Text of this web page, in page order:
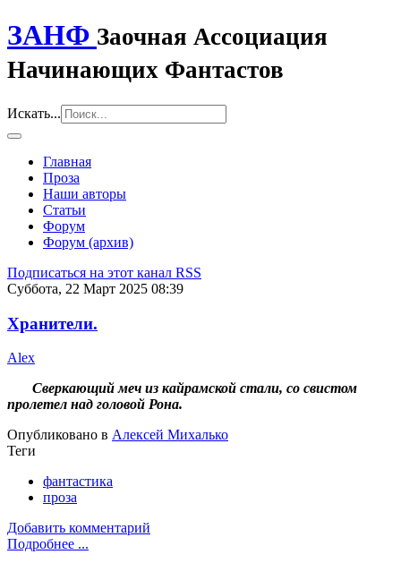
ЗАНФ Заочная Ассоциация
Начинающих Фантастов
Искать...
Главная
Проза
Наши авторы
Статьи
Форум
Форум (архив)
Подписаться на этот канал RSS
Суббота, 22 Март 2025 08:39
Хранители.
Alex
Сверкающий меч из кайрамской стали, со свистом
пролетел над головой Рона.
Опубликовано в Алексей Михалько
Теги
фантастика
проза
Добавить комментарий
Подробнее ...